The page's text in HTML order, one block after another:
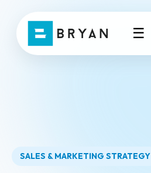
☰
SALES & MARKETING STRATEGY